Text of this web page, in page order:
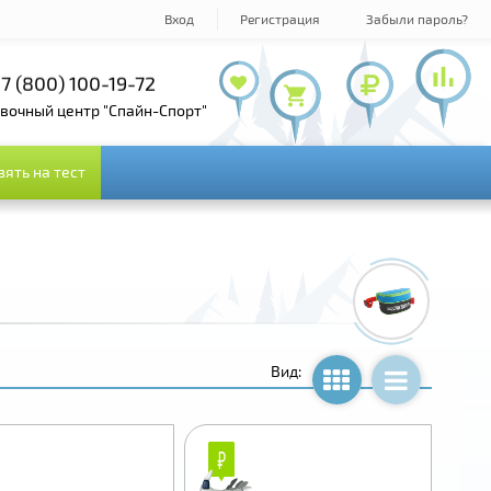
Вход Регистрация Забыли пароль?
+7 (495) 143-73-73
+7 (800) 100-19-72
(495) 978-61-54
центр "Спайн-Спорт"
на тест
на тест
Вид:
₽
₽